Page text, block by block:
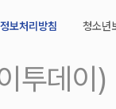
보처리방침 청소년
투데